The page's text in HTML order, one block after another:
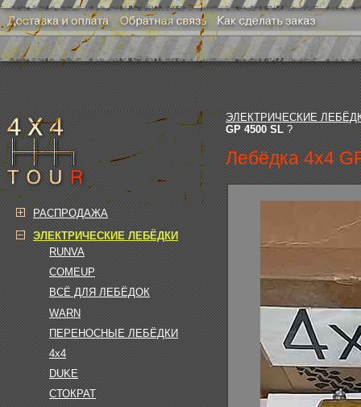
РАСПРОДАЖА
ЭЛЕКТРИЧЕСКИЕ ЛЕБЁДКИ
RUNVA
COMEUP
ВСЁ ДЛЯ ЛЕБЁДОК
WARN
ПЕРЕНОСНЫЕ ЛЕБЁДКИ
4x4
DUKE
СТОКРАТ
ЭЛЕКТРИЧЕСКИЕ
GP 4500 SL ?
Лебёдка 4x4